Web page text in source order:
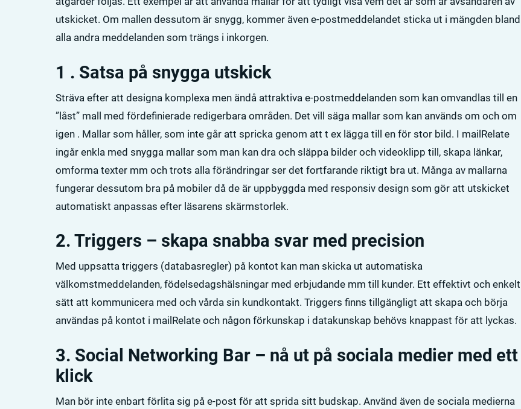
utskicket. Om mallen dessutom är snygg, kommer även e-postmeddelandet sticka ut i mängden bland
alla andra meddelanden som trängs i inkorgen.
1 . Satsa på snygga utskick
Sträva efter att designa komplexa men ändå attraktiva e-postmeddelanden som kan omvandlas till en
”låst” mall med fördefinierade redigerbara områden. Det vill säga mallar som kan används om och om
igen . Mallar som håller, som inte går att spricka genom att t ex lägga till en för stor bild. I mailRelate
ingår enkla med snygga mallar som man kan dra och släppa bilder och videoklipp till, skapa länkar,
omforma texter mm och trots alla förändringar ser det fortfarande riktigt bra ut. Många av mallarna
fungerar dessutom bra på mobiler då de är uppbyggda med responsiv design som gör att utskicket
automatiskt anpassas efter läsarens skärmstorlek.
2. Triggers – skapa snabba svar med precision
Med uppsatta triggers (databasregler) på kontot kan man skicka ut automatiska
välkomstmeddelanden, födelsedagshälsningar med erbjudande mm till kunder. Ett effektivt och enkelt
sätt att kommunicera med och vårda sin kundkontakt. Triggers finns tillgängligt att skapa och börja
användas på kontot i mailRelate och någon förkunskap i datakunskap behövs knappast för att lyckas.
3. Social Networking Bar – nå ut på sociala medier med ett
klick
Man bör inte enbart förlita sig på e-post för att sprida sitt budskap. Använd även de sociala medierna